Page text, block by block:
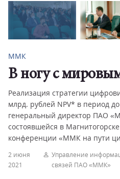
2 июня
2021
Управление
связей ПАО «ММК»
ММК
В ногу с
Реализация стратегии
млрд. рублей NPV* в период
генеральный директор ПАО
состоявшейся в
конференции «ММК на пути